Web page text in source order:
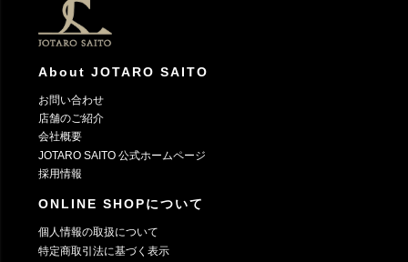
About JOTARO SAITO
お問い合わせ
店舗のご紹介
会社概要
JOTARO SAITO 公式ホームページ
採用情報
ONLINE SHOPについて
個人情報の取扱について
特定商取引法に基づく表示